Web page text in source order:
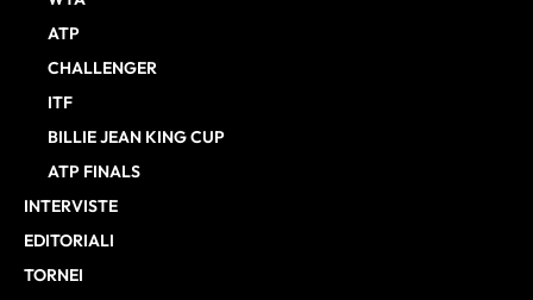
ATP
CHALLENGER
ITF
BILLIE JEAN KING CUP
ATP FINALS
INTERVISTE
EDITORIALI
TORNEI